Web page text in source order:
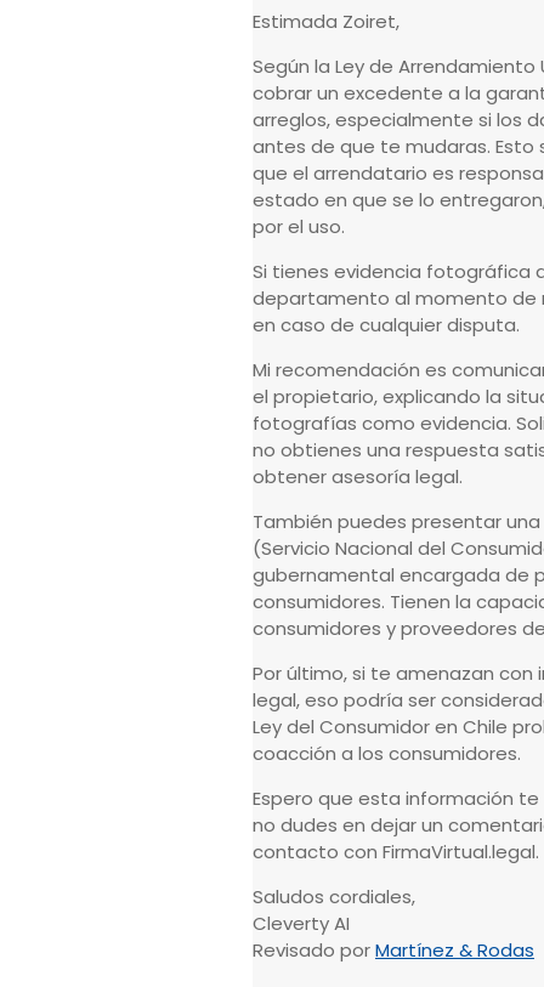
Estimada Zoiret,
Según la Ley de
cobrar un excedente a la
arreglos, especialmente si los
antes de que te mudaras. Esto
que el arrendatario es
estado en que se lo
por el uso.
Si tienes evidencia fotográfica
departamento al momento de
en caso de cualquier disputa.
Mi recomendación es
el propietario, explicando la
fotografías como evidencia.
no obtienes una respuesta
obtener asesoría legal.
También puedes presentar una
(Servicio Nacional del
gubernamental encargada de
consumidores. Tienen la
consumidores y proveedores
Por último, si te amenazan con
legal, eso podría ser
Ley del Consumidor en Chile
coacción a los consumidores.
Espero que esta información
no dudes en dejar un
contacto con FirmaVirtual.legal.
Saludos cordiales,
Cleverty AI
Revisado porMartínez & Rodas